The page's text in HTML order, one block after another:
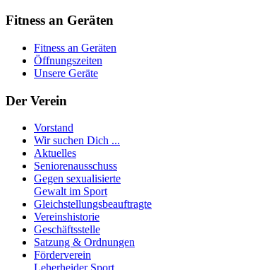
Fitness an Geräten
Fitness an Geräten
Öffnungszeiten
Unsere Geräte
Der Verein
Vorstand
Wir suchen Dich ...
Aktuelles
Seniorenausschuss
Gegen sexualisierte
Gewalt im Sport
Gleichstellungsbeauftragte
Vereinshistorie
Geschäftsstelle
Satzung & Ordnungen
Förderverein